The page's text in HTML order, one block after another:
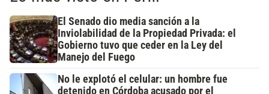
El Senado dio media sanción a la
Inviolabilidad de la Propiedad Privada: el
Gobierno tuvo que ceder en la Ley del
Manejo del Fuego
No le explotó el celular: un hombre fue
detenido en Córdoba acusado por el